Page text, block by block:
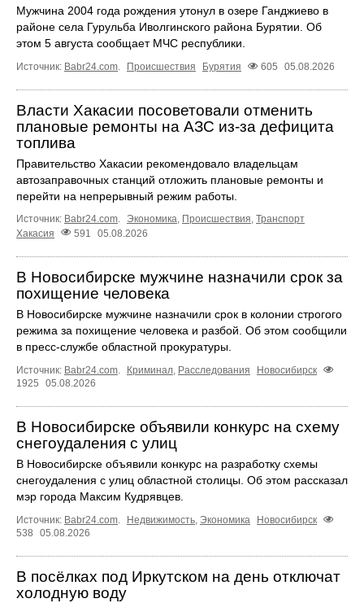
Мужчина 2004 года рождения утонул в озере Ганджиево в
районе села Гурульба Иволгинского района Бурятии. Об
этом 5 августа сообщает МЧС республики.
Источник: Babr24.com. Происшествия Бурятия 605 05.08.2026
Власти Хакасии посоветовали отменить
плановые ремонты на АЗС из-за дефицита
топлива
Правительство Хакасии рекомендовало владельцам
автозаправочных станций отложить плановые ремонты и
перейти на непрерывный режим работы.
Источник: Babr24.com. Экономика, Происшествия, Транспорт
Хакасия
591 05.08.2026
В Новосибирске мужчине назначили срок за
похищение человека
В Новосибирске мужчине назначили срок в колонии строгого
режима за похищение человека и разбой. Об этом сообщили
в пресс-службе областной прокуратуры.
Источник: Babr24.com Криминал Расследования
Новосибирск
1925
05.08.2026
В Новосибирске объявили конкурс на схему
снегоудаления с улиц
В Новосибирске объявили конкурс на разработку схемы
снегоудаления с улиц областной столицы. Об этом рассказал
мэр города Максим Кудрявцев.
Источник: Babr24.com Недвижимость Экономика
Новосибирск
538
05.08.2026
В посёлках под Иркутском на день отключат
холодную воду